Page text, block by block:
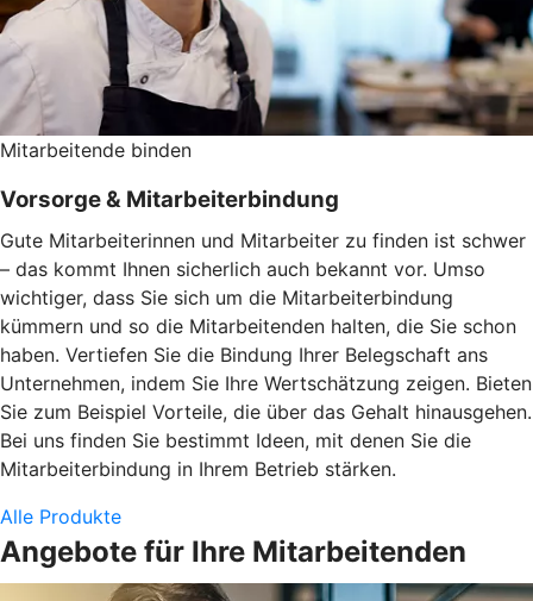
Mitarbeitende binden
Vorsorge & Mitarbeiterbindung
Gute Mitarbeiterinnen und Mitarbeiter zu finden ist schwer
– das kommt Ihnen sicherlich auch bekannt vor. Umso
wichtiger, dass Sie sich um die Mitarbeiterbindung
kümmern und so die Mitarbeitenden halten, die Sie schon
haben. Vertiefen Sie die Bindung Ihrer Belegschaft ans
Unternehmen, indem Sie Ihre Wertschätzung zeigen. Bieten
Sie zum Beispiel Vorteile, die über das Gehalt hinausgehen.
Bei uns finden Sie bestimmt Ideen, mit denen Sie die
Mitarbeiterbindung in Ihrem Betrieb stärken.
Alle Produkte
Angebote für Ihre Mitarbeitenden